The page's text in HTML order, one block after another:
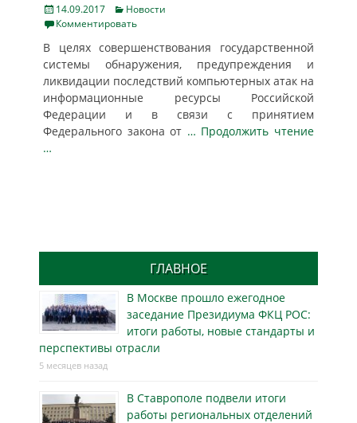
Posted
on
14.09.2017 Categories
Новости
Комментировать
В целях совершенствования государственной
системы обнаружения, предупреждения и
ликвидации последствий компьютерных атак на
информационные ресурсы Российской
Федерации и в связи с принятием
Федерального закона от … Продолжить чтение
…
ГЛАВНОЕ
В Москве прошло ежегодное
заседание Президиума ФКЦ РОС:
итоги работы, новые стандарты и
перспективы отрасли
5 месяцев назад
В Ставрополе подвели итоги
работы региональных отделений